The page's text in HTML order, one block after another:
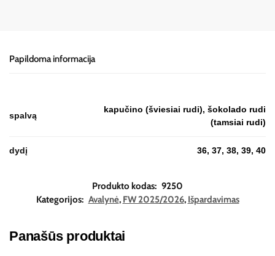
Papildoma informacija
spalvą
kapučino (šviesiai rudi), šokolado rudi
(tamsiai rudi)
dydį 36, 37, 38, 39, 40
Produkto kodas: 9250
Kategorijos: Avalynė, FW 2025/2026, Išpardavimas
Panašūs produktai